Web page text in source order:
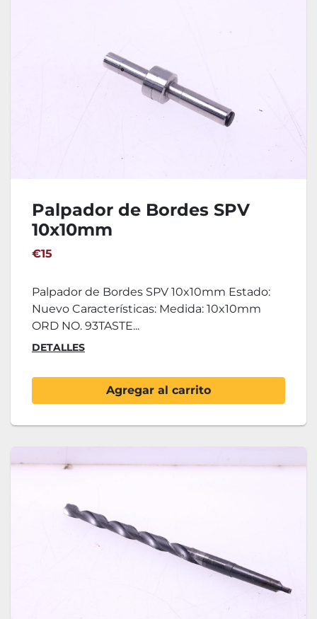
Palpador de Bordes SPV
10x10mm
€15
Palpador de Bordes SPV 10x10mm Estado:
Nuevo Características: Medida: 10x10mm
ORD NO. 93TASTE...
DETALLES
Agregar al carrito